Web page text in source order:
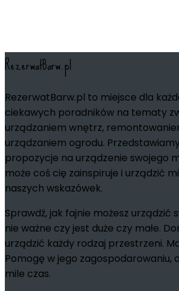
RezerwatBarw.pl
RezerwatBarw.pl to miejsce dla
ciekawych poradników na tematy
urządzaniem wnętrz,
urządzaniem ogrodu.
propozycje na urządzenie swojego
może coś cię zainspiruje i urządzić
naszych wskazówek.
Sprawdź, jak fajnie możesz urządzić
nie ważne czy jest duże czy małe.
urządzić każdy rodzaj przestrzeni.
Pomogę w jego zagospodarowaniu,
mile czas.